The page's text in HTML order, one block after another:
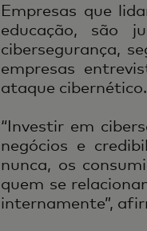
Empresas que
educação, são
cibersegurança,
empresas
ataque
“Investir em
negócios e
nunca, os
quem se
internamente”,